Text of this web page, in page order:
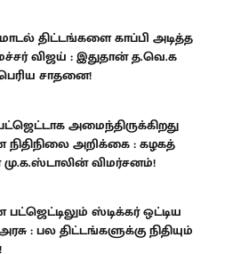
மாடல் திட்டங்களை காப்பி அடித்த
விஜய் : இதுதான் த.வெ.க
சாதனை!
அமைந்திருக்கிறது
அறிக்கை : கழகத்
விமர்சனம்!
ஸ்டிக்கர் ஒட்டிய
: பல திட்டங்களுக்கு நிதியும்